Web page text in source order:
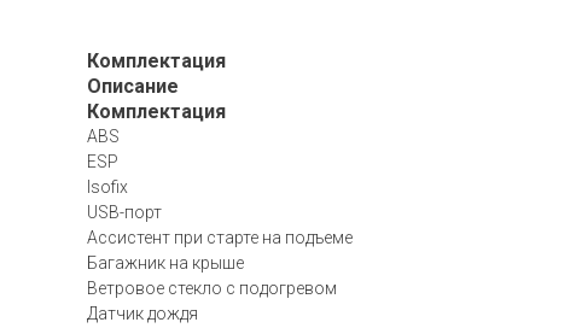
Комплектация
Описание
Комплектация
ABS
ESP
Isofix
USB-порт
Ассистент при старте на подъеме
Багажник на крыше
Ветровое стекло с подогревом
Датчик дождя